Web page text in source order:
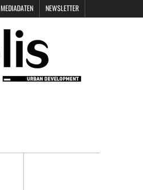
MEDIADATEN NEWSLETTER
DATENSCHUTZ